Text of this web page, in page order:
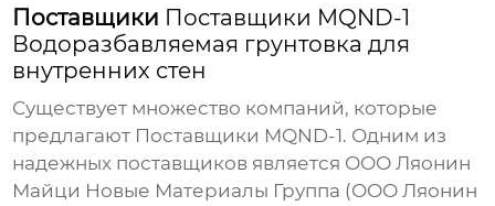
Поставщики Поставщики MQND-1
Водоразбавляемая грунтовка для
внутренних стен
Существует множество компаний, которые
предлагают Поставщики MQND-1. Одним из
надежных поставщиков является ООО Ляонин
Майци Новые Материалы Группа (ООО Ляонин